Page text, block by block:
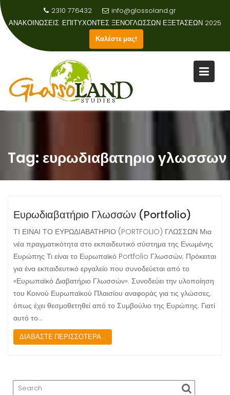
content
2310 776432
info@glossoland.gr
ΑΝΑΚΟΙΝΩΣΕΙΣ :
Καλέστε μας!
Tag: ευρωδιαβατηριο γλωσσων
Ευρωδιαβατήριο Γλωσσών (Portfolio)
ΤΙ ΕΙΝΑΙ ΤΟ ΕΥΡΩΔΙΑΒΑΤΗΡΙΟ (PORTFOLIO) ΓΛΩΣΣΩΝ Μια
νέα πραγματικότητα στο εκπαιδευτικό σύστημα της Ενωμένης
Ευρώπης Τι είναι το Ευρωπαϊκό Portfolio Γλωσσών; Πρόκειται
για ένα εκπαιδευτικό εργαλείο που συνοδεύεται από το
«Ευρωπαϊκό Διαβατήριο Γλωσσών». Συνοδεύει την υλοποίηση
του Κοινού Ευρωπαϊκού Πλαισίου αναφοράς για τις γλώσσες,
όπως έχει θεσμοθετηθεί από το Συμβούλιο της Ευρώπης. Γιατί
αυτό το…
ΔΙΑΒΑΣΤΕ ΠΕΡΙΣΣΟΤΕΡΑ...